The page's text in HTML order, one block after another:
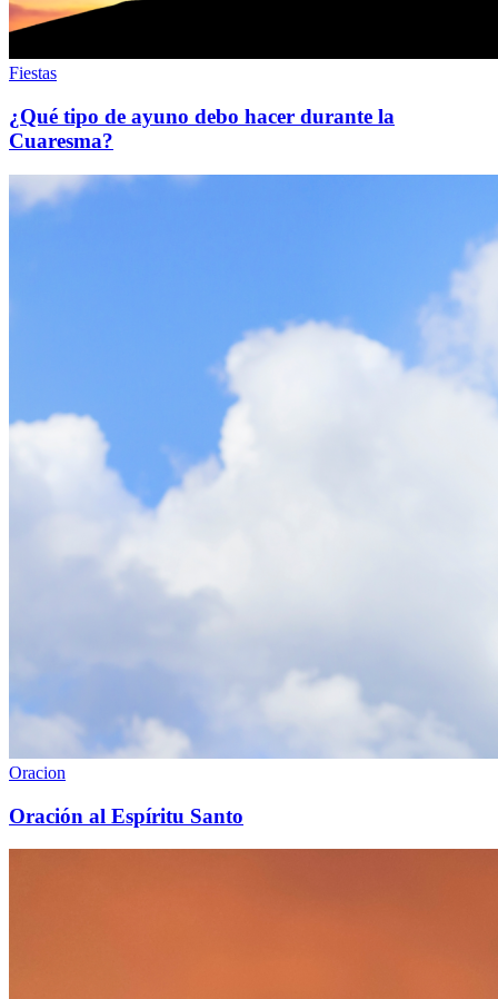
Fiestas
¿Qué tipo de ayuno debo hacer durante la
Cuaresma?
Oracion
Oración al Espíritu Santo